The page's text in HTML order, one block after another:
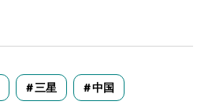
三星 中国